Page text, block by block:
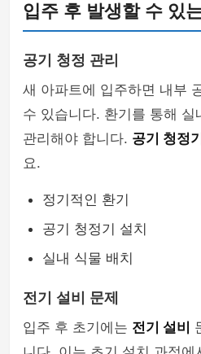
입주 후 발생할 수 있
공기 청정 관리
새 아파트에 입주하면 내부
수 있습니다. 환기를 통해 실
관리해야 합니다. 공기 청정기
요.
정기적인 환기
공기 청정기 설치
실내 식물 배치
전기 설비 문제
입주 후 초기에는 전기 설비